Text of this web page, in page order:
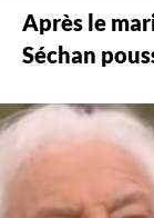
Après le
Séchan